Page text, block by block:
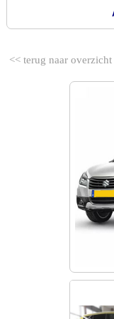
<< terug naar overzicht